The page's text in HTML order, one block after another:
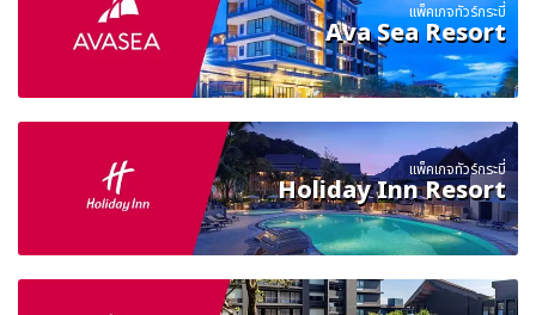
แพ็คเกจทัวร์กระบี่
Ava Sea Resort
แพ็คเกจทัวร์กระบี่
Holiday Inn Resort